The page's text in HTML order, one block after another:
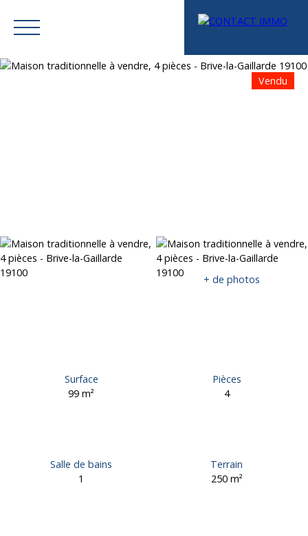
Mes favoris Espace vendeur Estimation
Vendu
+ de photos
Surface
99m²
Pièces
4
Salle de bains
1
Terrain
250 m²